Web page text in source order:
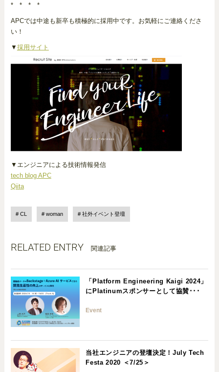
* * * *
APCでは中途も新卒も積極的に採用中です。お気軽にご連絡くださ
い！
▼ 採用サイト
▼エンジニアによる技術情報発信
tech blog APC
Qiita
CL woman 社外イベント登壇
RELATED ENTRY 関連記事
「Platform Engineering Kaigi 2024」
にPlatinumスポンサーとして協賛･･･
Event
当社エンジニアの登壇決定！July Tech
Festa 2020 ＜7/25＞